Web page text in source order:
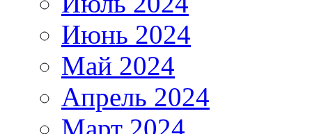
Июнь 2024
Май 2024
Апрель 2024
Март 2024